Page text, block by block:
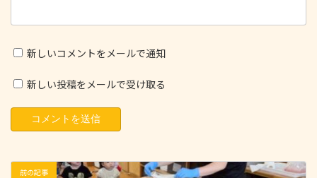
新しいコメントをメールで通知
新しい投稿をメールで受け取る
前の記事